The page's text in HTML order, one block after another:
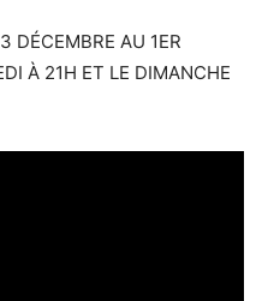
DÉCEMBRE AU 1ER
À 21H ET LE DIMANCHE